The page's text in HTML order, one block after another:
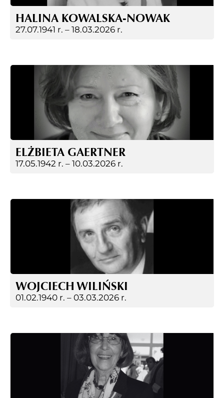
HALINA KOWALSKA-NOWAK
27.07.1941 r. – 18.03.2026 r.
ELŻBIETA GAERTNER
17.05.1942 r. – 10.03.2026 r.
WOJCIECH WILIŃSKI
01.02.1940 r. – 03.03.2026 r.